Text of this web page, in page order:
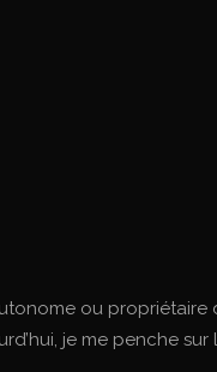
ou
je me penche sur